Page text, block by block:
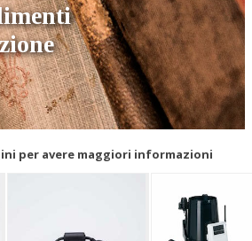
per avere maggiori informazioni